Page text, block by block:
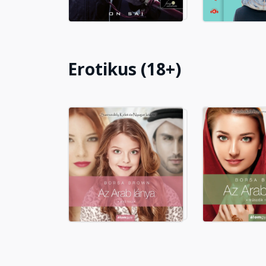
20
Fejezet hossza: 00:34:21
21
Fejezet hossza: 00:22:45
Erotikus (18+)